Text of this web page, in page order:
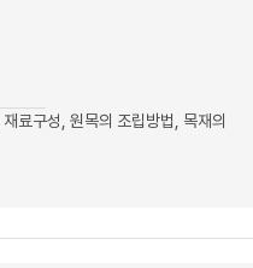
료구성, 원목의 조립방법, 목재의